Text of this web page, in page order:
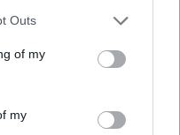
one or more Google
You may click to
its third-party tags to
in below Google
Outs
of my
my